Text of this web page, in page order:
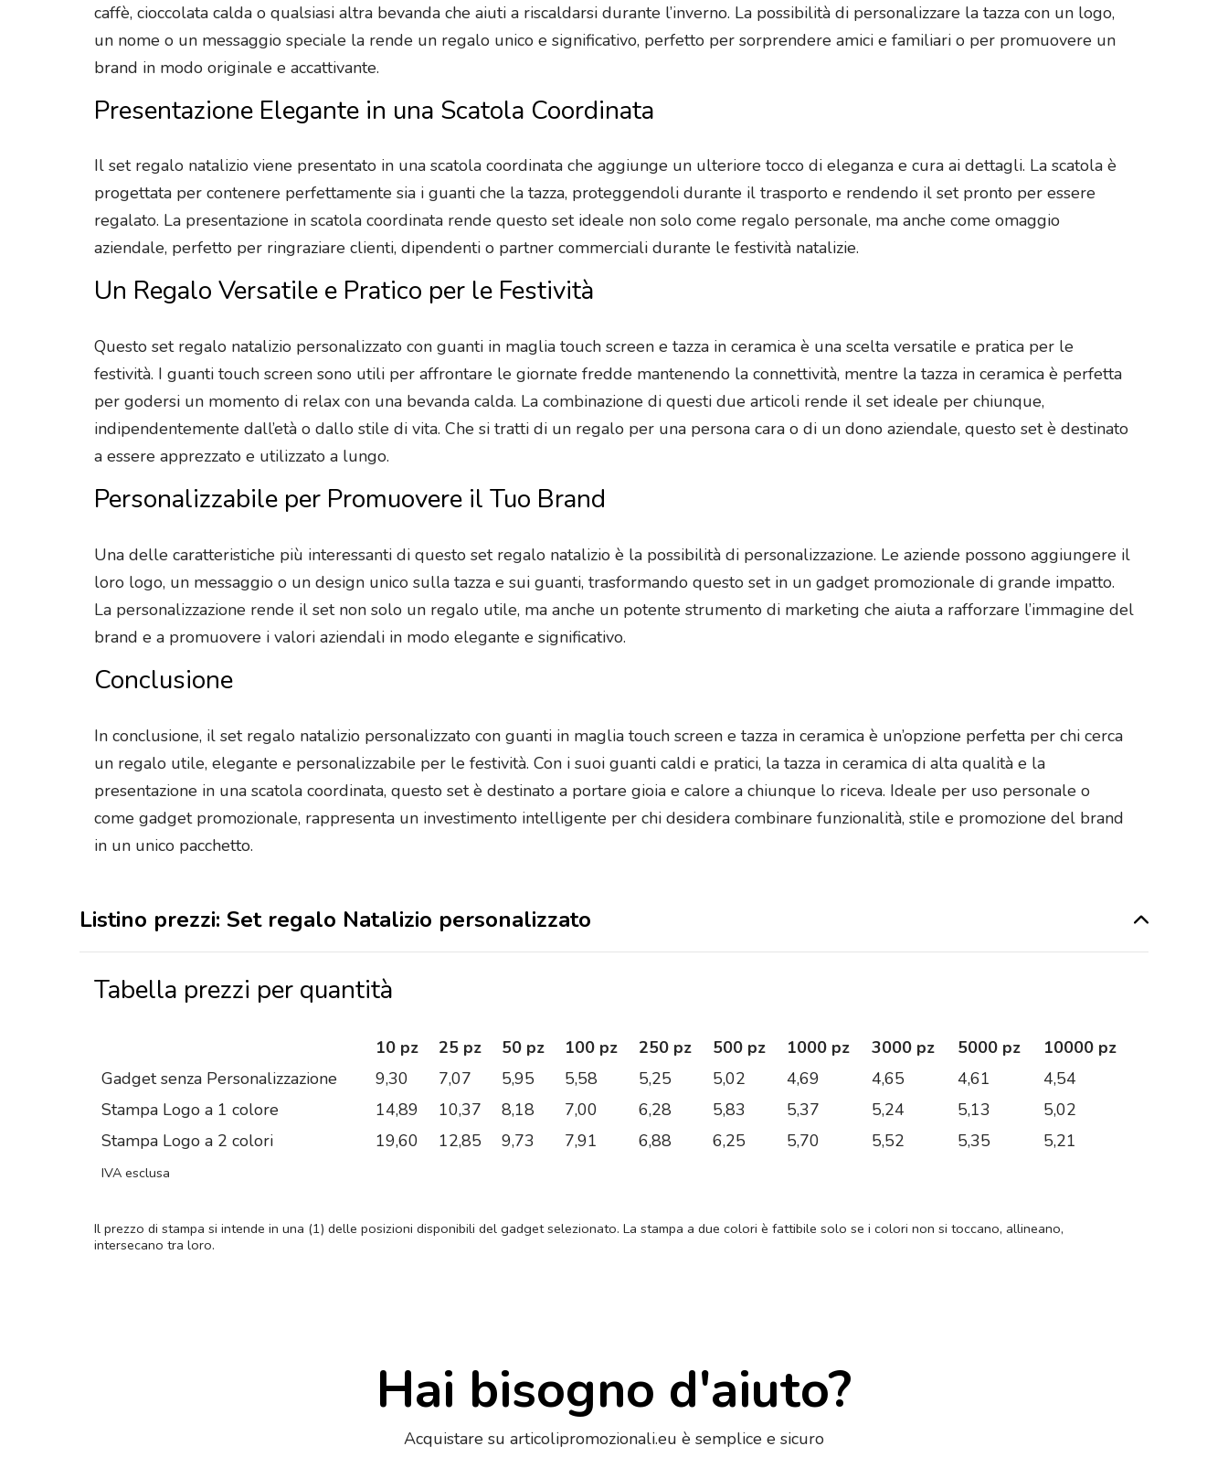
caffè, cioccolata calda o qualsiasi altra bevanda che aiuti a riscaldarsi durante l’inverno. La possibilità di personalizzare la tazza con un logo,
un nome o un messaggio speciale la rende un regalo unico e significativo, perfetto per sorprendere amici e familiari o per promuovere un
brand in modo originale e accattivante.
Presentazione Elegante in una Scatola Coordinata
Il set regalo natalizio viene presentato in una scatola coordinata che aggiunge un ulteriore tocco di eleganza e cura ai dettagli. La scatola è
progettata per contenere perfettamente sia i guanti che la tazza, proteggendoli durante il trasporto e rendendo il set pronto per essere
regalato. La presentazione in scatola coordinata rende questo set ideale non solo come regalo personale, ma anche come omaggio
aziendale, perfetto per ringraziare clienti, dipendenti o partner commerciali durante le festività natalizie.
Un Regalo Versatile e Pratico per le Festività
Questo set regalo natalizio personalizzato con guanti in maglia touch screen e tazza in ceramica è una scelta versatile e pratica per le
festività. I guanti touch screen sono utili per affrontare le giornate fredde mantenendo la connettività, mentre la tazza in ceramica è perfetta
per godersi un momento di relax con una bevanda calda. La combinazione di questi due articoli rende il set ideale per chiunque,
indipendentemente dall’età o dallo stile di vita. Che si tratti di un regalo per una persona cara o di un dono aziendale, questo set è destinato
a essere apprezzato e utilizzato a lungo.
Personalizzabile per Promuovere il Tuo Brand
Una delle caratteristiche più interessanti di questo set regalo natalizio è la possibilità di personalizzazione. Le aziende possono aggiungere il
loro logo, un messaggio o un design unico sulla tazza e sui guanti, trasformando questo set in un gadget promozionale di grande impatto.
La personalizzazione rende il set non solo un regalo utile, ma anche un potente strumento di marketing che aiuta a rafforzare l’immagine del
brand e a promuovere i valori aziendali in modo elegante e significativo.
Conclusione
In conclusione, il set regalo natalizio personalizzato con guanti in maglia touch screen e tazza in ceramica è un’opzione perfetta per chi cerca
un regalo utile, elegante e personalizzabile per le festività. Con i suoi guanti caldi e pratici, la tazza in ceramica di alta qualità e la
presentazione in una scatola coordinata, questo set è destinato a portare gioia e calore a chiunque lo riceva. Ideale per uso personale o
come gadget promozionale, rappresenta un investimento intelligente per chi desidera combinare funzionalità, stile e promozione del brand
in un unico pacchetto.
Listino prezzi: Set regalo Natalizio personalizzato
Tabella prezzi per quantità
10 pz 25 pz 50 pz 100 pz 250 pz 500 pz 1000 pz 3000 pz 5000 pz
10000 pz
Gadget senza Personalizzazione
9,30 7,07 5,95 5,58 5,25 5,02 4,69 4,65 4,61
4,54
Stampa Logo a 1 colore
14,89 10,37 8,18 7,00 6,28 5,83 5,37 5,24 5,13
5,02
Stampa Logo a 2 colori
19,60 12,85 9,73 7,91 6,88 6,25 5,70 5,52 5,35 5,21
IVA esclusa
Il prezzo di stampa si intende in una (1) delle posizioni disponibili del gadget selezionato. La stampa a due colori è fattibile solo se i colori non si toccano, allineano,
intersecano tra loro.
Hai bisogno d'aiuto?
Acquistare su articolipromozionali.eu è semplice e sicuro